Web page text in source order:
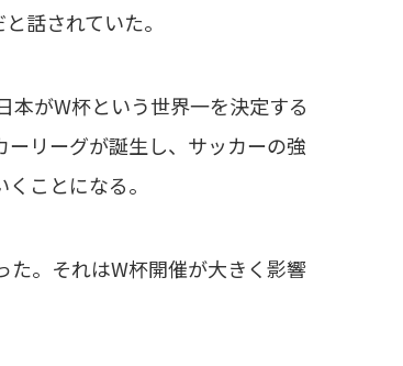
話されていた。
がW杯という世界一を決定する
リーグが誕生し、サッカーの強
ことになる。
。それはW杯開催が大きく影響